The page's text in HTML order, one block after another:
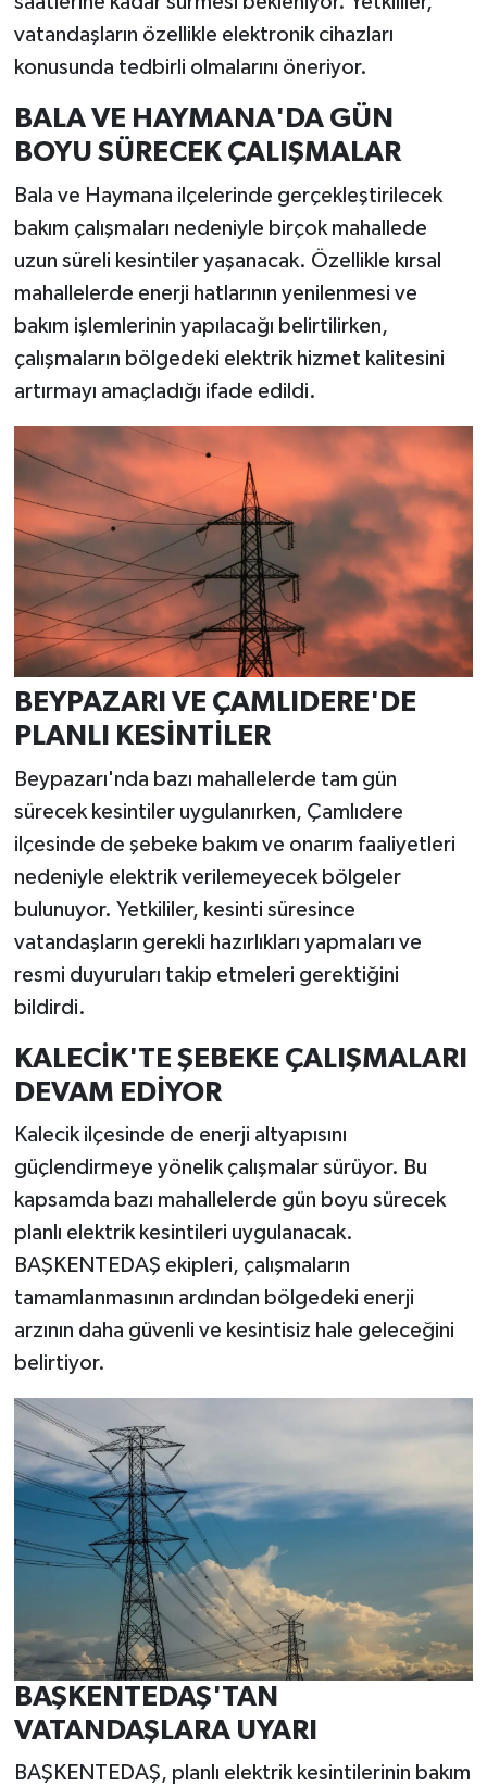
vatandaşların özellikle elektronik cihazları
konusunda tedbirli olmalarını öneriyor.
BALA VE HAYMANA'DA GÜN
BOYU SÜRECEK ÇALIŞMALAR
Bala ve Haymana ilçelerinde gerçekleştirilecek
bakım çalışmaları nedeniyle birçok mahallede
uzun süreli kesintiler yaşanacak. Özellikle kırsal
mahallelerde enerji hatlarının yenilenmesi ve
bakım işlemlerinin yapılacağı belirtilirken,
çalışmaların bölgedeki elektrik hizmet kalitesini
artırmayı amaçladığı ifade edildi.
BEYPAZARI VE ÇAMLIDERE'DE
PLANLI KESİNTİLER
Beypazarı'nda bazı mahallelerde tam gün
sürecek kesintiler uygulanırken, Çamlıdere
ilçesinde de şebeke bakım ve onarım faaliyetleri
nedeniyle elektrik verilemeyecek bölgeler
bulunuyor. Yetkililer, kesinti süresince
vatandaşların gerekli hazırlıkları yapmaları ve
resmi duyuruları takip etmeleri gerektiğini
bildirdi.
KALECİK'TE ŞEBEKE ÇALIŞMALARI
DEVAM EDİYOR
Kalecik ilçesinde de enerji altyapısını
güçlendirmeye yönelik çalışmalar sürüyor. Bu
kapsamda bazı mahallelerde gün boyu sürecek
planlı elektrik kesintileri uygulanacak.
BAŞKENTEDAŞ ekipleri, çalışmaların
tamamlanmasının ardından bölgedeki enerji
arzının daha güvenli ve kesintisiz hale geleceğini
belirtiyor.
BAŞKENTEDAŞ'TAN
VATANDAŞLARA UYARI
BAŞKENTEDAŞ, planlı elektrik kesintilerinin bakım